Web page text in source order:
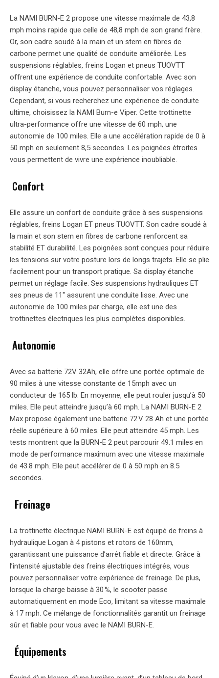
La NAMI BURN-E 2 propose une vitesse maximale de 43,8
mph moins rapide que celle de 48,8 mph de son grand frère.
Or, son cadre soudé à la main et un stem en fibres de
carbone permet une qualité de conduite améliorée. Les
suspensions réglables, freins Logan et pneus TUOVTT
offrent une expérience de conduite confortable. Avec son
display étanche, vous pouvez personnaliser vos réglages.
Cependant, si vous recherchez une expérience de conduite
ultime, choisissez la NAMI Burn-e Viper. Cette trottinette
ultra-performance offre une vitesse de 60 mph, une
autonomie de 100 miles. Elle a une accélération rapide de 0 à
50 mph en seulement 8,5 secondes. Les poignées étroites
vous permettent de vivre une expérience inoubliable.
Confort
Elle assure un confort de conduite grâce à ses suspensions
réglables, freins Logan ET pneus TUOVTT. Son cadre soudé à
la main et son stem en fibres de carbone renforcent sa
stabilité ET durabilité. Les poignées sont conçues pour réduire
les tensions sur votre posture lors de longs trajets. Elle se plie
facilement pour un transport pratique. Sa display étanche
permet un réglage facile. Ses suspensions hydrauliques ET
ses pneus de 11″ assurent une conduite lisse. Avec une
autonomie de 100 miles par charge, elle est une des
trottinettes électriques les plus complètes disponibles.
Autonomie
Avec sa batterie 72V 32Ah, elle offre une portée optimale de
90 miles à une vitesse constante de 15mph avec un
conducteur de 165 lb. En moyenne, elle peut rouler jusqu’à 50
miles. Elle peut atteindre jusqu’à 60 mph. La NAMI BURN-E 2
Max propose également une batterie 72 V 28 Ah et une portée
réelle supérieure à 60 miles. Elle peut atteindre 45 mph. Les
tests montrent que la BURN-E 2 peut parcourir 49.1 miles en
mode de performance maximum avec une vitesse maximale
de 43.8 mph. Elle peut accélérer de 0 à 50 mph en 8.5
secondes.
Freinage
La trottinette électrique NAMI BURN-E est équipé de freins à
hydraulique Logan à 4 pistons et rotors de 160mm,
garantissant une puissance d’arrêt fiable et directe. Grâce à
l’intensité ajustable des freins électriques intégrés, vous
pouvez personnaliser votre expérience de freinage. De plus,
lorsque la charge baisse à 30 %, le scooter passe
automatiquement en mode Eco, limitant sa vitesse maximale
à 17 mph. Ce mélange de fonctionnalités garantit un freinage
sûr et fiable pour vous avec le NAMI BURN-E.
Équipements